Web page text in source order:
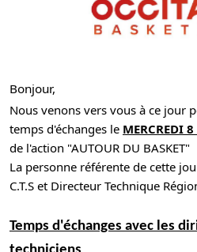
Bonjour,
Nous venons vers vous à ce jour
temps d'échanges le MERCREDI
de l'action "AUTOUR DU BASKET"
La personne référente de cette
C.T.S et Directeur Technique
Temps d'échanges avec les